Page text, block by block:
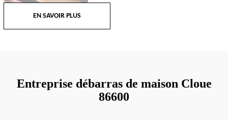
EN SAVOIR PLUS
Entreprise débarras de maison Cloue
86600